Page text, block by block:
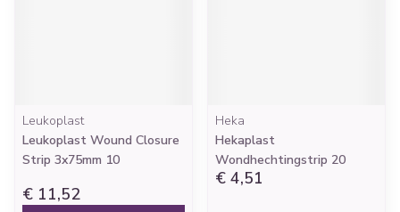
Leukoplast
Leukoplast Wound Closure
Strip 3x75mm 10
€ 11,52
Heka
Hekaplast
Wondhechtingstrip 20
€ 4,51